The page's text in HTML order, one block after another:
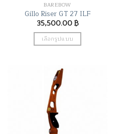
product
page
BAREBOW
Gillo Riser GT 27 ILF
35,500.00฿
เลือกรูปแบบ
has
multiple
variants.
options
may